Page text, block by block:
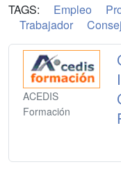
TAGS: Empleo
Trabajador
ACEDIS
Formación